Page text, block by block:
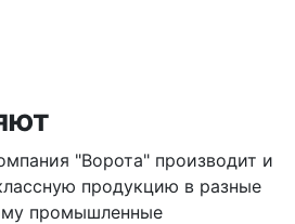
"Ворота" производит и
продукцию в разные
промышленные